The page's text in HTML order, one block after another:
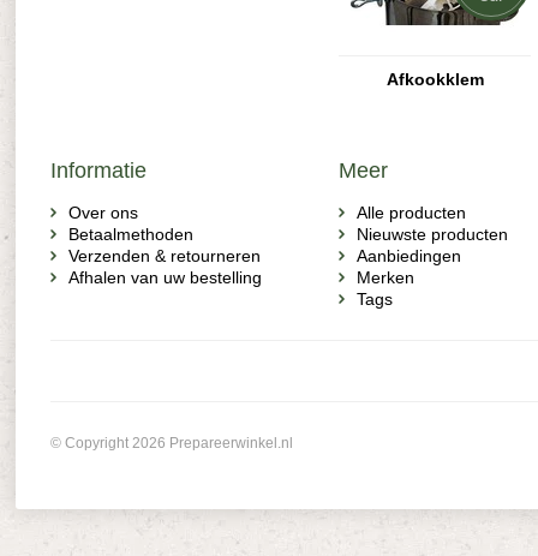
Afkookklem
Informatie
Over ons
Betaalmethoden
Verzenden & retourneren
Afhalen van uw bestelling
Meer
Alle producten
Nieuwste producten
Aanbiedingen
Merken
Tags
© Copyright 2026 Prepareerwinkel.nl